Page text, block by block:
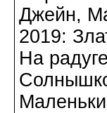
Джейн,
2019:
На